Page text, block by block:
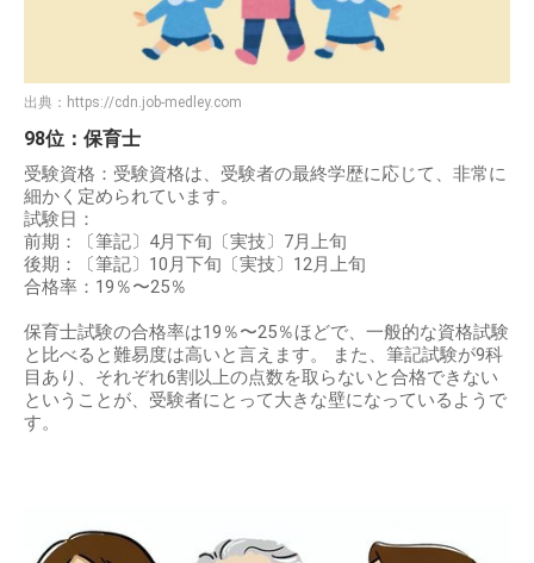
出典： https://cdn.job-medley.com
98位：保育士
受験資格：受験資格は、受験者の最終学歴に応じて、非常に
細かく定められています。
試験日：
前期：〔筆記〕4月下旬〔実技〕7月上旬
後期：〔筆記〕10月下旬〔実技〕12月上旬
合格率：19％〜25％
保育士試験の合格率は19％〜25％ほどで、一般的な資格試験
と比べると難易度は高いと言えます。 また、筆記試験が9科
目あり、それぞれ6割以上の点数を取らないと合格できない
ということが、受験者にとって大きな壁になっているようで
す。